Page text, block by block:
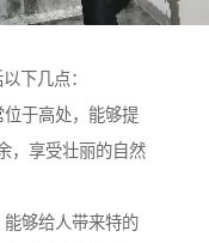
下几点：
于高处，能够提
，享受壮丽的自然
够给人带来特的